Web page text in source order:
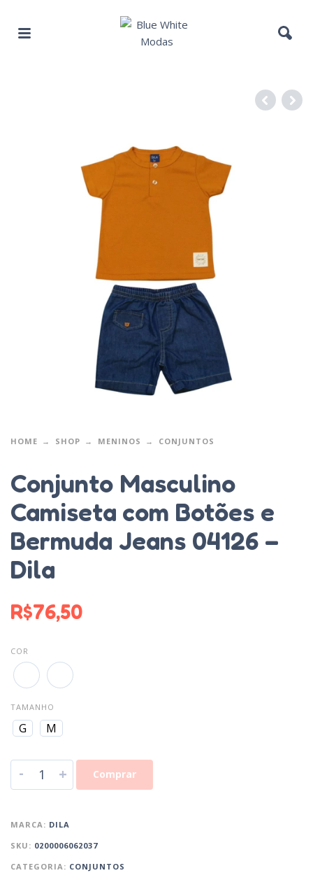
HOME SHOP MENINOS CONJUNTOS
Conjunto Masculino
Camiseta com Botões e
Bermuda Jeans 04126 –
Dila
R$76,50
COR
TAMANHO
G M
- + Comprar
MARCA: DILA
SKU: 0200006062037
CATEGORIA: CONJUNTOS